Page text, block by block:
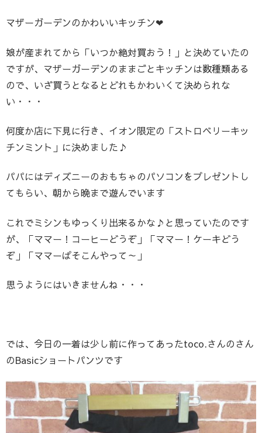
マザーガーデンのかわいいキッチン❤
娘が産まれてから「いつか絶対買おう！」と決めていたの
ですが、マザーガーデンのままごとキッチンは数種類ある
ので、いざ買うとなるとどれもかわいくて決められな
い・・・
何度か店に下見に行き、イオン限定の「ストロベリーキッ
チンミント」に決めました♪
パパにはディズニーのおもちゃのパソコンをプレゼントし
てもらい、朝から晩まで遊んでいます
これでミシンもゆっくり出来るかな♪と思っていたのです
が、「ママー！コーヒーどうぞ」「ママー！ケーキどう
ぞ」「ママーぱそこんやって～」
思うようにはいきませんね・・・
では、今日の一着は少し前に作ってあったtoco.さんのさん
のBasicショートパンツです